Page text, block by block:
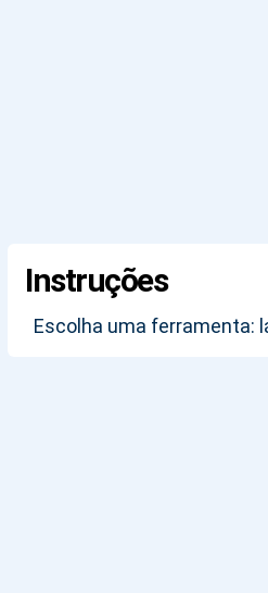
Instruções
Escolha uma ferramenta: